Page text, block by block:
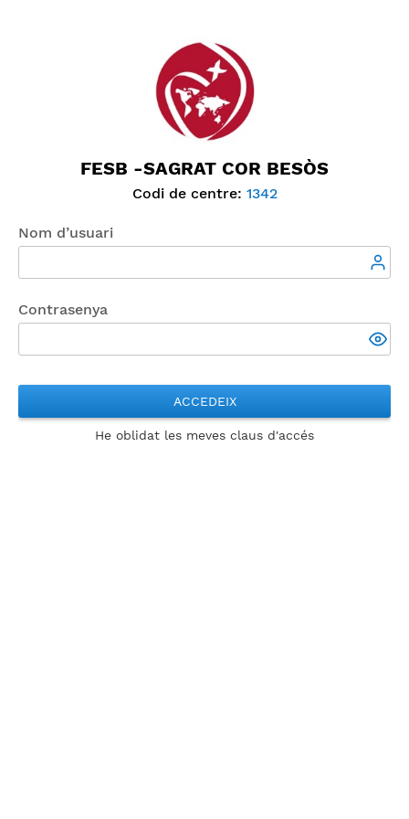
FESB -SAGRAT COR BESÒS
Codi de centre: 1342
Nom d’usuari
Contrasenya
ACCEDEIX
He oblidat les meves claus d'accés